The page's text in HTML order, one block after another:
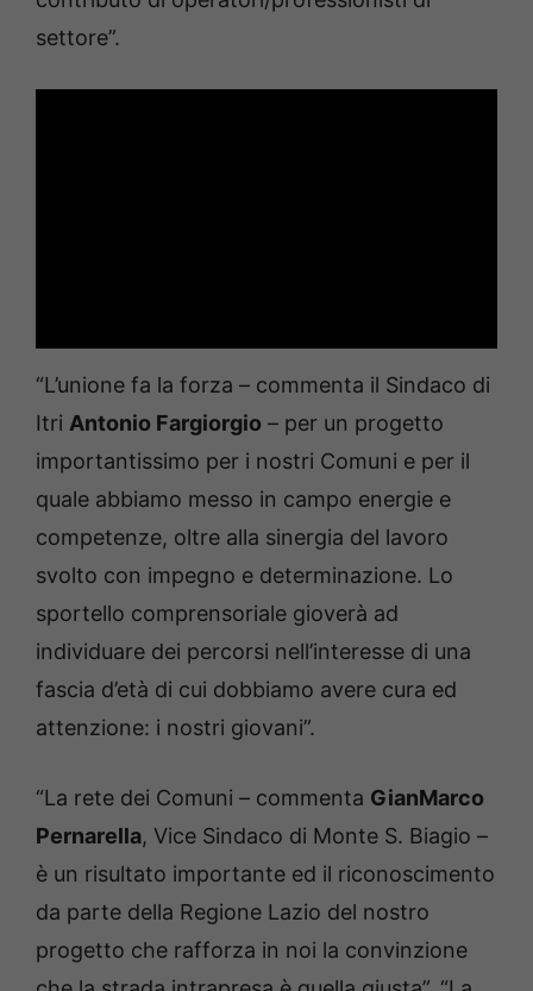
settore”.
“L’unione fa la forza – commenta il Sindaco di
Itri Antonio Fargiorgio – per un progetto
importantissimo per i nostri Comuni e per il
quale abbiamo messo in campo energie e
competenze, oltre alla sinergia del lavoro
svolto con impegno e determinazione. Lo
sportello comprensoriale gioverà ad
individuare dei percorsi nell’interesse di una
fascia d’età di cui dobbiamo avere cura ed
attenzione: i nostri giovani”.
“La rete dei Comuni – commenta GianMarco
Pernarella, Vice Sindaco di Monte S. Biagio –
è un risultato importante ed il riconoscimento
da parte della Regione Lazio del nostro
progetto che rafforza in noi la convinzione